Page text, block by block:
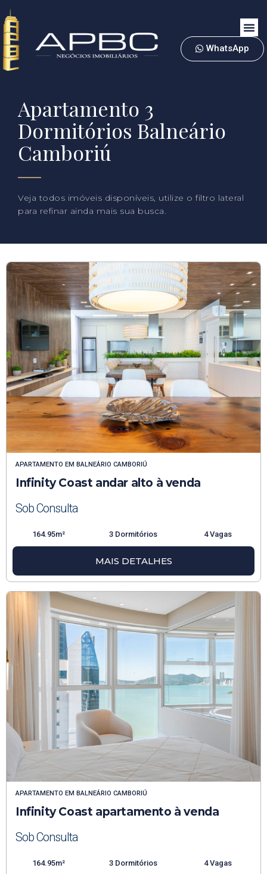
WhatsApp
Apartamento 3
Dormitórios Balneário
Camboriú
Veja todos imóveis disponíveis, utilize o filtro lateral
para refinar ainda mais sua busca.
APARTAMENTO EM BALNEÁRIO CAMBORIÚ
Infinity Coast andar alto à venda
Sob Consulta
164.95m² 3 Dormitórios 4 Vagas
MAIS DETALHES
APARTAMENTO EM BALNEÁRIO CAMBORIÚ
Infinity Coast apartamento à venda
Sob Consulta
164.95m² 3 Dormitórios 4 Vagas